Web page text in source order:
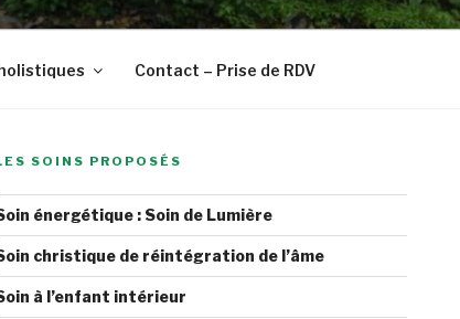
Contact – Prise de RDV
SOINS PROPOSÉS
énergétique : Soin de Lumière
christique de réintégration de l’âme
à l’enfant intérieur